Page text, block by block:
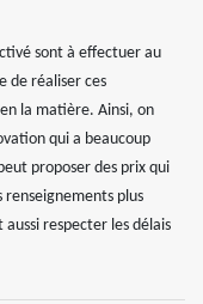
sont à effectuer au
de réaliser ces
la matière. Ainsi, on
qui a beaucoup
proposer des prix qui
renseignements plus
respecter les délais